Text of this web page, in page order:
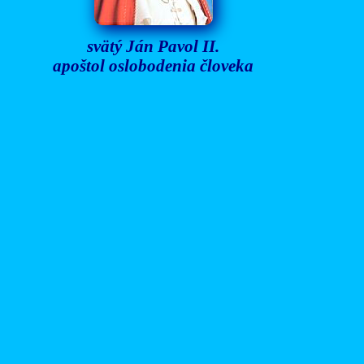
svätý Ján Pavol II.
apoštol oslobodenia človeka